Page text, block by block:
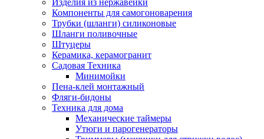
Изделия из нержавейки
Компоненты для самогоноварения
Трубки (шланги) силиконовые
Шланги поливочные
Штуцеры
Керамика, керамогранит
Садовая Техника
Минимойки
Пена-клей монтажный
Фляги-бидоны
Техника для дома
Механические таймеры
Утюги и парогенераторы